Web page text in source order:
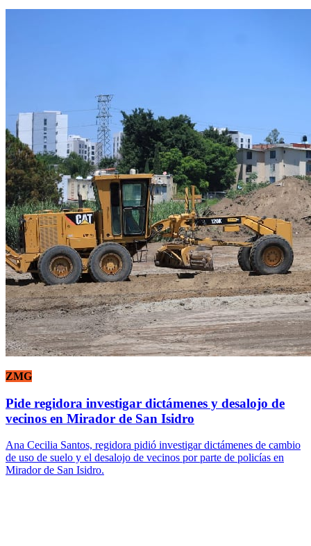
ZMG
Pide regidora investigar dictámenes y desalojo de
vecinos en Mirador de San Isidro
Ana Cecilia Santos, regidora pidió investigar dictámenes de cambio
de uso de suelo y el desalojo de vecinos por parte de policías en
Mirador de San Isidro.